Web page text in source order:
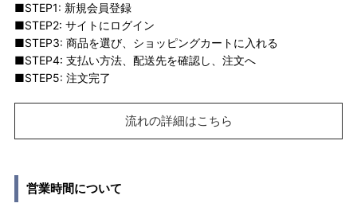
■STEP1: 新規会員登録
■STEP2: サイトにログイン
■STEP3: 商品を選び、ショッピングカートに入れる
■STEP4: 支払い方法、配送先を確認し、注文へ
■STEP5: 注文完了
流れの詳細はこちら
営業時間について